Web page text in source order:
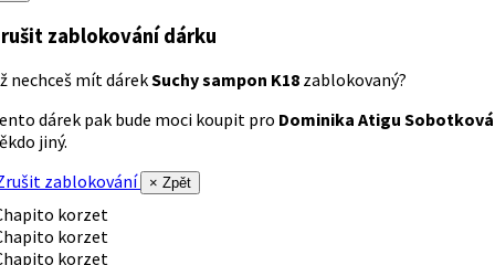
zablokování dárku
nechceš mít dárekSuchy sampon K18 zablokovaný?
dárek pak bude moci koupit pro Dominika Atigu Sobotková
jiný.
zablokování
× Zpět